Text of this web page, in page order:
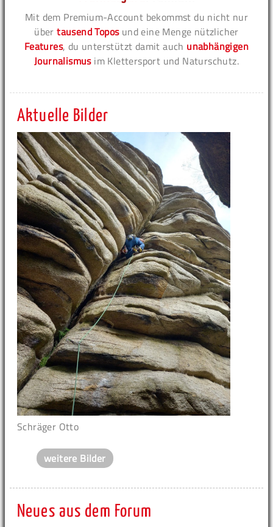
Mit dem Premium-Account bekommst du nicht nur
übertausend Toposund eine Menge nützlicher
Features, du unterstützt damit auch unabhängigen
Journalismusim Klettersport und Naturschutz.
Aktuelle Bilder
Schräger Otto
weitere Bilder
Neues aus dem Forum